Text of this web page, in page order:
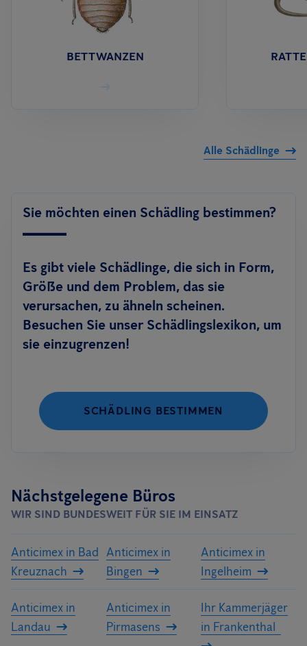
BETTWANZEN
Alle Schädlinge
Sie möchten einen Schädling bestimmen?
Es gibt viele Schädlinge, die sich in Form,
Größe und dem Problem, das sie
verursachen, zu ähneln scheinen.
Besuchen Sie unser Schädlingslexikon, um
sie einzugrenzen!
SCHÄDLING BESTIMMEN
Nächstgelegene Büros
WIR SIND BUNDESWEIT FÜR SIE IM EINSATZ
Anticimex in Bad
Kreuznach
Anticimex in
Bingen
Anticimex in
Ingelheim
Anticimex in
Landau
Anticimex in
Pirmasens
Ihr Kammerjäger
in Frankenthal